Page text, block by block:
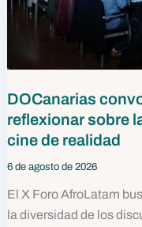
DOCanarias
reflexionar sobre
cine de realidad
6 de agosto de 2026
El X Foro AfroLatam
la diversidad de los